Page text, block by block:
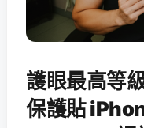
護眼最高等
保護貼